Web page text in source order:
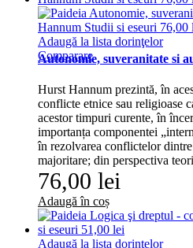
Adaugă la lista dorinţelor
Comparare
Autonomie, suveranitate si
Hurst Hannum prezintă, în
conflicte etnice sau religioase
acestor timpuri curente, în
importanța componentei
în rezolvarea conflictelor
majoritare; din perspectiva
76,00 lei
Adaugă în coș
Adaugă la lista dorinţelor